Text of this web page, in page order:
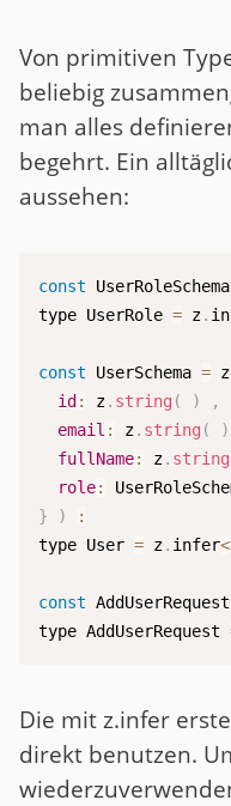
Von primitiven
beliebig
man alles
begehrt. Ein
aussehen:
const
type UserRole = z.
const UserSchema = z
id : z. string ( )
,
email : z. string ( )
fullName: z. string
role:
}
)
:
type User = z. infer<
const
type AddUserRequest
Die mit z.infer
direkt benutzen.